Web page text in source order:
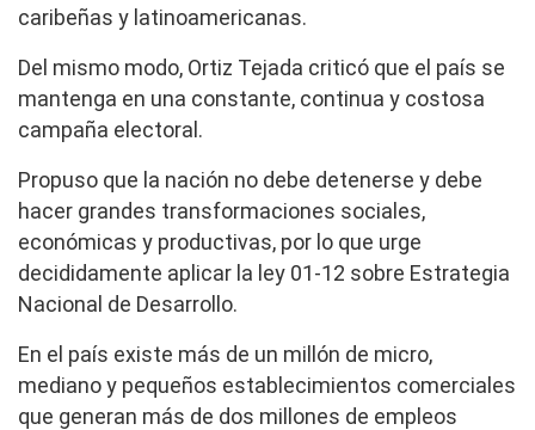
caribeñas y latinoamericanas.
Del mismo modo, Ortiz Tejada criticó que el país se
mantenga en una constante, continua y costosa
campaña electoral.
Propuso que la nación no debe detenerse y debe
hacer grandes transformaciones sociales,
económicas y productivas, por lo que urge
decididamente aplicar la ley 01-12 sobre Estrategia
Nacional de Desarrollo.
En el país existe más de un millón de micro,
mediano y pequeños establecimientos comerciales
que generan más de dos millones de empleos